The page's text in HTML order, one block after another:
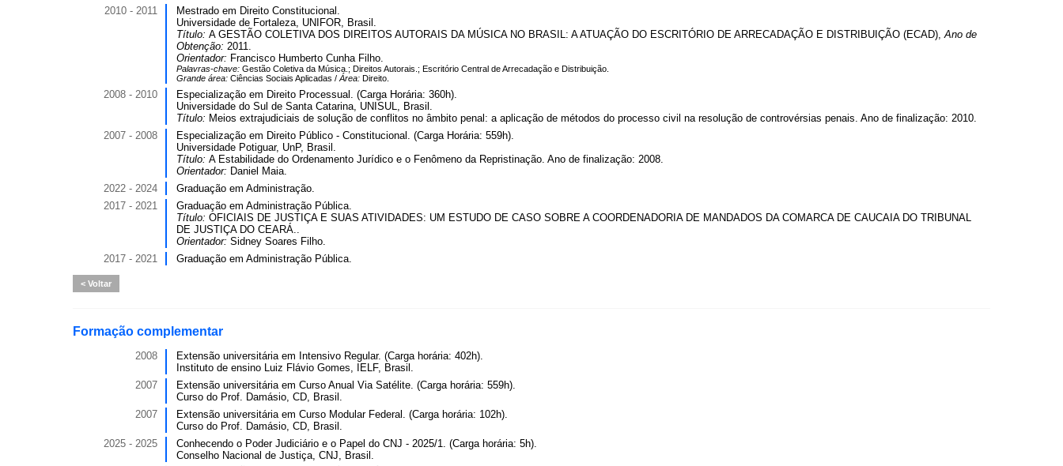
2010 - 2011
Mestrado em Direito Constitucional.
Universidade de Fortaleza, UNIFOR, Brasil.
Título: A GESTÃO COLETIVA DOS DIREITOS AUTORAIS DA MÚSICA NO BRASIL: A ATUAÇÃO DO ESCRITÓRIO DE ARRECADAÇÃO E DISTRIBUIÇÃO (ECAD),Ano de
Obtenção: 2011.
Orientador: Francisco Humberto Cunha Filho.
Palavras-chave: Gestão Coletiva da Música.; Direitos Autorais.; Escritório Central de Arrecadação e Distribuição.
Grande área: Ciências Sociais Aplicadas / Área: Direito.
2008 - 2010
Especialização em Direito Processual. (Carga Horária: 360h).
Universidade do Sul de Santa Catarina, UNISUL, Brasil.
Título: Meios extrajudiciais de solução de conflitos no âmbito penal: a aplicação de métodos do processo civil na resolução de controvérsias penais. Ano de finalização: 2010.
2007 - 2008
Especialização em Direito Público - Constitucional. (Carga Horária: 559h).
Universidade Potiguar, UnP, Brasil.
Título: A Estabilidade do Ordenamento Jurídico e o Fenômeno da Repristinação. Ano de finalização: 2008.
Orientador: Daniel Maia.
2022 - 2024
Graduação em Administração.
2017 - 2021
Graduação em Administração Pública.
Título: OFICIAIS DE JUSTIÇA E SUAS ATIVIDADES: UM ESTUDO DE CASO SOBRE A COORDENADORIA DE MANDADOS DA COMARCA DE CAUCAIA DO TRIBUNAL
DE JUSTIÇA DO CEARÁ..
Orientador: Sidney Soares Filho.
2017 - 2021
Graduação em Administração Pública.
Voltar
Formação complementar
2008
Extensão universitária em Intensivo Regular. (Carga horária: 402h).
Instituto de ensino Luiz Flávio Gomes, IELF, Brasil.
2007
Extensão universitária em Curso Anual Via Satélite. (Carga horária: 559h).
Curso do Prof. Damásio, CD, Brasil.
2007
Extensão universitária em Curso Modular Federal. (Carga horária: 102h).
Curso do Prof. Damásio, CD, Brasil.
2025 - 2025
Conhecendo o Poder Judiciário e o Papel do CNJ - 2025/1. (Carga horária: 5h).
Conselho Nacional de Justiça, CNJ, Brasil.